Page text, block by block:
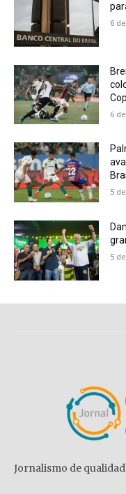
6
6
5
5
Jornalismo de